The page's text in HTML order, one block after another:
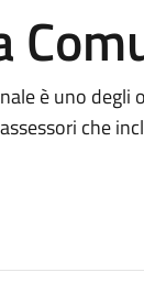
è uno
che